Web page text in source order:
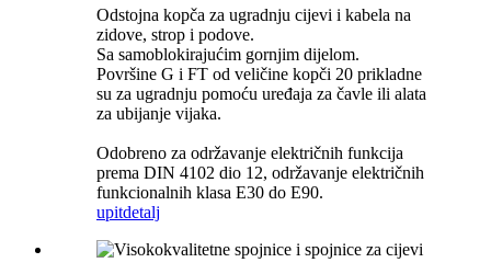
Odstojna kopča za ugradnju cijevi i kabela na
zidove, strop i podove.
Sa samoblokirajućim gornjim dijelom.
Površine G i FT od veličine kopči 20 prikladne
su za ugradnju pomoću uređaja za čavle ili alata
za ubijanje vijaka.
Odobreno za održavanje električnih funkcija
prema DIN 4102 dio 12, održavanje električnih
funkcionalnih klasa E30 do E90.
upitdetalj